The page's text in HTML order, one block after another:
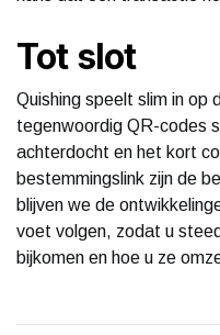
Tot slot
Quishing speelt slim in op
tegenwoordig QR-codes
achterdocht en het kort
bestemmingslink zijn de
blijven we de
voet volgen, zodat u
bijkomen en hoe u ze